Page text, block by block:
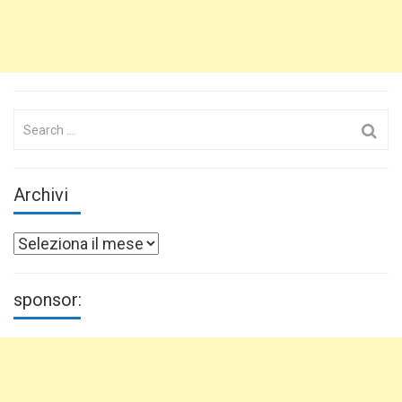
Search
Archivi
Archivi
sponsor: